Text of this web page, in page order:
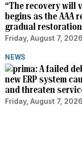
“The recovery will
begins as the AAA
gradual
Friday, August 7,
NEWS
A failed
new ERP system
and threaten
Friday, August 7,